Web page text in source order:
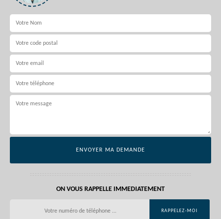
ON VOUS RAPPELLE IMMEDIATEMENT